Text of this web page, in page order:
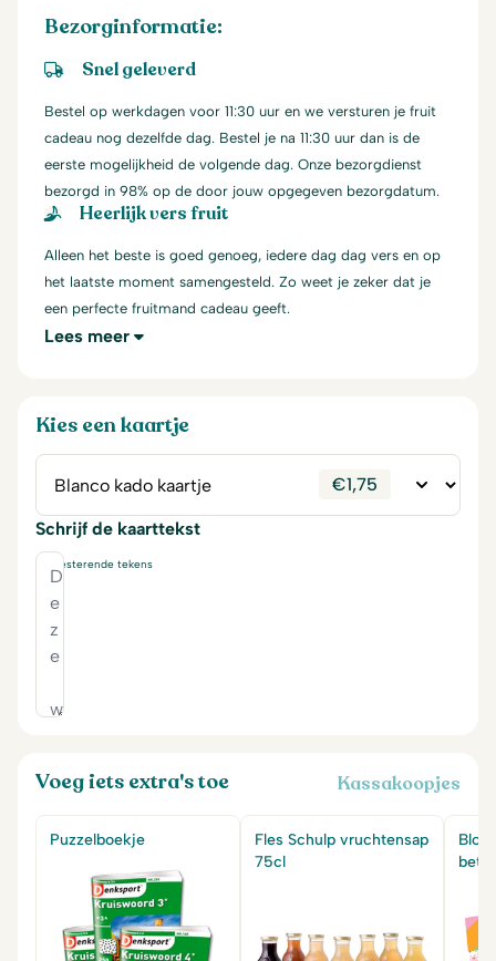
Bezorginformatie:
Snel geleverd
Bestel op werkdagen voor 11:30 uur en we versturen je fruit
cadeau nog dezelfde dag. Bestel je na 11:30 uur dan is de
eerste mogelijkheid de volgende dag. Onze bezorgdienst
bezorgd in 98% op de door jouw opgegeven bezorgdatum.
Heerlijk vers fruit
Alleen het beste is goed genoeg, iedere dag dag vers en op
het laatste moment samengesteld. Zo weet je zeker dat je
een perfecte fruitmand cadeau geeft.
Lees meer
Kies een kaartje
€1,75
Schrijf de kaarttekst
resterende tekens
Voeg iets extra's toe Kassakoopjes
Puzzelboekje
Fles Schulp vruchtensap
75cl